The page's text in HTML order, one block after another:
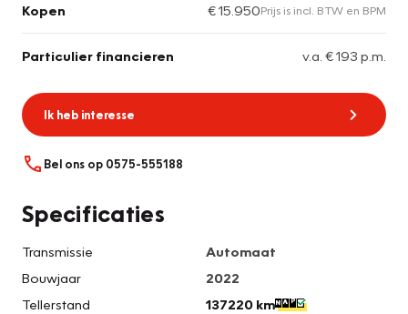
Kopen € 15.950Prijs is incl. BTW en BPM
Particulier financieren v.a. € 193 p.m.
Ik heb interesse
Bel ons op 0575-555188
Specificaties
Transmissie
Automaat
Bouwjaar
2022
Tellerstand
137220 km